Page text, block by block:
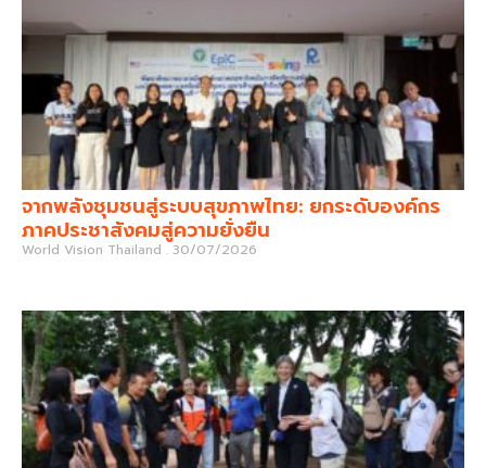
จากพลังชุมชนสู่ระบบสุขภาพไทย: ยกระดับองค์กร
ภาคประชาสังคมสู่ความยั่งยืน
World Vision Thailand 30/07/2026